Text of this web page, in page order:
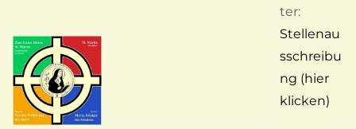
ter:
Stellenau
sschreibu
ng (hier
klicken)